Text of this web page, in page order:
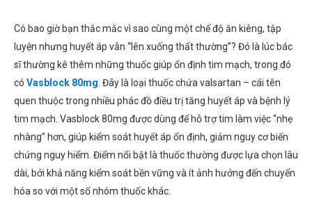
Có bao giờ bạn thắc mắc vì sao cùng một chế độ ăn kiêng, tập
luyện nhưng huyết áp vẫn “lên xuống thất thường”? Đó là lúc bác
sĩ thường kê thêm những thuốc giúp ổn định tim mạch, trong đó
có Vasblock 80mg . Đây là loại thuốc chứa valsartan – cái tên
quen thuộc trong nhiều phác đồ điều trị tăng huyết áp và bệnh lý
tim mạch. Vasblock 80mg được dùng để hỗ trợ tim làm việc “nhẹ
nhàng” hơn, giúp kiểm soát huyết áp ổn định, giảm nguy cơ biến
chứng nguy hiểm. Điểm nổi bật là thuốc thường được lựa chọn lâu
dài, bởi khả năng kiểm soát bền vững và ít ảnh hưởng đến chuyển
hóa so với một số nhóm thuốc khác.